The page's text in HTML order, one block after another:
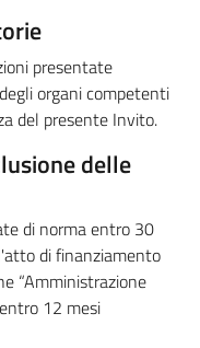
presentate
organi competenti
del presente Invito.
delle
di norma entro 30
di finanziamento
“Amministrazione
12 mesi